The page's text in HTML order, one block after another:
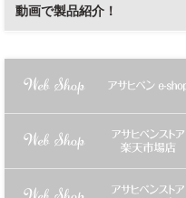
動画で製品紹介！